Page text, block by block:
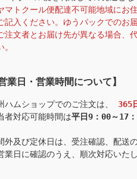
マトクール便配達不可能地域にお
記入ください。ゆうパックでのお
注文者とお届け先が異なる場合、
。
営業日・営業時間について】
ハムショップでのご注文は、 365
者対応可能時間は平日9：00～17
外及び定休日は、受注確認、配送
業日に確認のうえ、順次対応いた